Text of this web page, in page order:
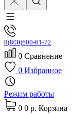
8(800)600-61-72
0 Сравнение
0 Избранное
Режим работы
0 0 р. Корзина